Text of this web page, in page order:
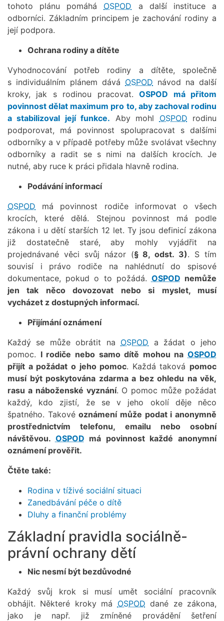
tohoto plánu pomáhá OSPOD a další instituce a
odborníci. Základním principem je zachování rodiny a
její podpora.
Ochrana rodiny a dítěte
Vyhodnocování potřeb rodiny a dítěte, společně
s individuálním plánem dává OSPOD návod na další
kroky, jak s rodinou pracovat.OSPOD má přitom
povinnost dělat maximum pro to, aby zachoval rodinu
a stabilizoval její funkce. Aby mohl OSPOD rodinu
podporovat, má povinnost spolupracovat s dalšími
odborníky a v případě potřeby může svolávat všechny
odborníky a radit se s nimi na dalších krocích. Je
nutné, aby ruce k práci přidala hlavně rodina.
Podávání informací
OSPOD má povinnost rodiče informovat o všech
krocích, které dělá. Stejnou povinnost má podle
zákona i u dětí starších 12 let. Ty jsou definicí zákona
již dostatečně staré, aby mohly vyjádřit na
projednávané věci svůj názor (§ 8, odst. 3). S tím
souvisí i právo rodiče na nahlédnutí do spisové
dokumentace, pokud o to požádá. OSPOD nemůže
jen tak něco dovozovat nebo si myslet, musí
vycházet z dostupných informací.
Přijímání oznámení
Každý se může obrátit na OSPOD a žádat o jeho
pomoc. I rodiče nebo samo dítě mohou na OSPOD
přijít a požádat o jeho pomoc. Každá taková pomoc
musí být poskytována zdarma a bez ohledu na věk,
rasu a náboženské vyznání. O pomoc může požádat
každý, kdo zjistí, že se v jeho okolí děje něco
špatného. Takovéoznámení může podat i anonymně
prostřednictvím telefonu, emailu nebo osobní
návštěvou. OSPOD má povinnost každé anonymní
oznámení prověřit.
Čtěte také:
Rodina v tíživé sociální situaci
Zanedbávání péče o dítě
Dluhy a finanční problémy
Základní pravidla sociálně-
právní ochrany dětí
Nic nesmí být bezdůvodné
Každý svůj krok si musí umět sociální pracovník
obhájit. Některé kroky má OSPOD dané ze zákona,
jako je např. již zmíněné provádění šetření